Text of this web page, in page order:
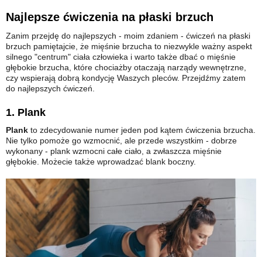
Najlepsze ćwiczenia na płaski brzuch
Zanim przejdę do najlepszych - moim zdaniem - ćwiczeń na płaski
brzuch pamiętajcie, że mięśnie brzucha to niezwykle ważny aspekt
silnego "centrum" ciała człowieka i warto także dbać o mięśnie
głębokie brzucha, które chociażby otaczają narządy wewnętrzne,
czy wspierają dobrą kondycję Waszych pleców. Przejdźmy zatem
do najlepszych ćwiczeń.
1. Plank
Plank to zdecydowanie numer jeden pod kątem ćwiczenia brzucha.
Nie tylko pomoże go wzmocnić, ale przede wszystkim - dobrze
wykonany - plank wzmocni całe ciało, a zwłaszcza mięśnie
głębokie. Możecie także wprowadzać blank boczny.